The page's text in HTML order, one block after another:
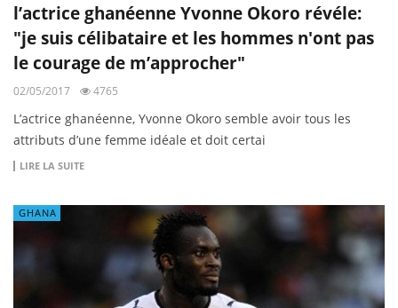
l’actrice ghanéenne Yvonne Okoro révéle:
"je suis célibataire et les hommes n'ont pas
le courage de m’approcher"
02/05/2017 4765
L’actrice ghanéenne, Yvonne Okoro semble avoir tous les
attributs d’une femme idéale et doit certai
LIRE LA SUITE
GHANA